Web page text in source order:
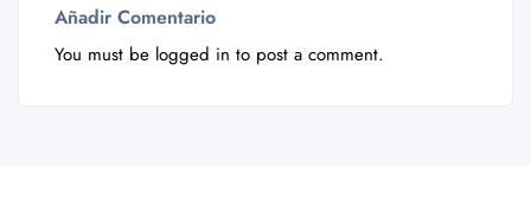
Añadir Comentario
You must be logged in to post a comment.